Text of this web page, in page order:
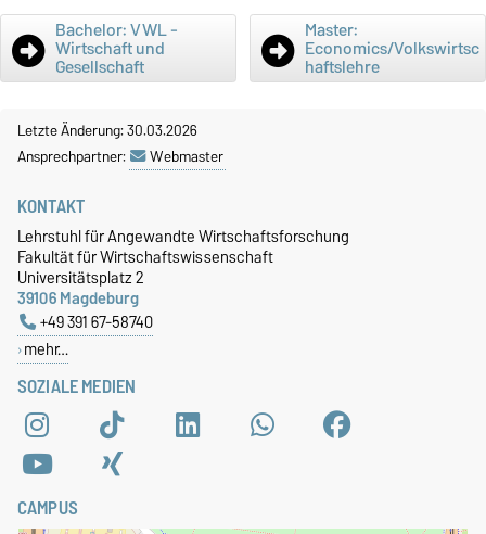
Otto-von-Guericke-Universität
Fakultät für
Wirtschaftswissenschaft
Wirtschaftsforschung
Postfach 4120
39016 Magdeburg
Hausanschrift
Fakultät für
Wirtschaftswissenschaft
Lehrstuhl für Angewandte
Wirtschaftsforschung
Universitätsplatz 2
Vilfredo-Pareto-Gebäude
39106 Magdeburg
Informationen zur Erstellung
eines Empfehlungsschreiben
finden Sie hier.
Bachelor: VWL -
Wirtschaft und
Gesellschaft
Master:
Economics/Volkswirtsc
haftslehre
Letzte Änderung: 30.03.2026
Ansprechpartner:
Webmaster
SOZIALE MEDIEN
KONTAKT
Lehrstuhl für Angewandte Wirtschaftsforschung
Fakultät für Wirtschaftswissenschaft
Universitätsplatz 2
39106 Magdeburg
+49 391 67-58740
mehr…
CAMPUS